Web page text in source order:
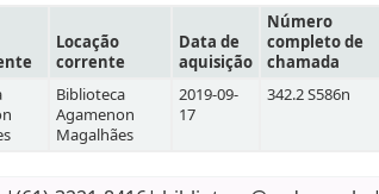
Locação
corrente
Data de
aquisição
Número
completo de
chamada
Biblioteca
Agamenon
Magalhães
2019-09-
17
342.2 S586n